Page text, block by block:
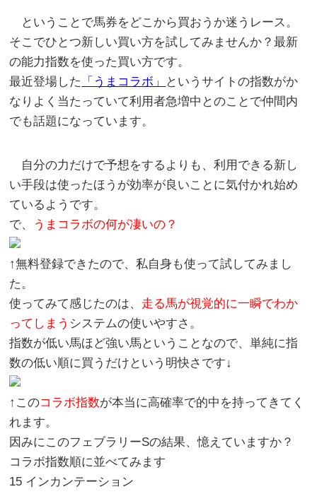
ということで馬券をどこから買おうか迷うレース。
そこでひとつ新しい買い方を試してみませんか？最新
の能力指数を使った買い方です。
最近登場した
「うまコラボ」
というサイトの指数がか
なりよく当たっていて利用者急増中とのことで仲間内
でも話題になっています。
自分の力だけで予想をするよりも、利用できる新し
い手段は使ったほうが効率が良いことに気付かれ始め
ているようです。
で、
うまコラボの何が凄いの？
↑無料登録できたので、私自身も使って試してみまし
た。
使ってみて感じたのは、 走る馬が視覚的に一瞬でわか
ってしまう システムの使いやすさ。
指数が低い馬ほど強い馬ということなので、単純に指
数の低い順に買うだけという明快さです↓
↑このコラボ指数が本当に高確率で的中を持ってきてく
れます。
因みにこのフェブラリーSの結果、憶えていますか？
コラボ指数順に並べてみます
15 インカンテーション